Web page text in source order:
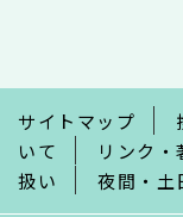
で
サイトマップ
いて
リンク
扱い
夜間・土